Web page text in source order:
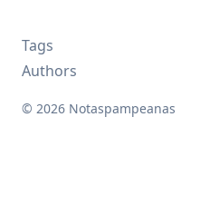
Tags
Authors
© 2026 Notaspampeanas